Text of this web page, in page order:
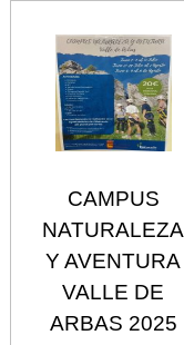
CAMPUS
NATURALEZA
Y AVENTURA
VALLE DE
ARBAS 2025